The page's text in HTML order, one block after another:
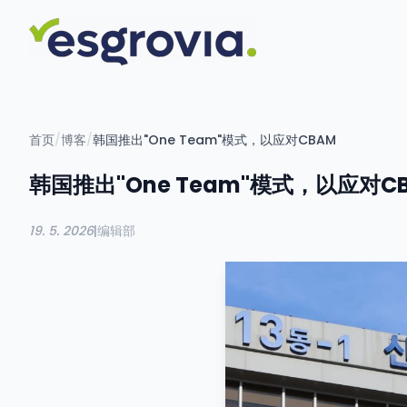
首页/博客/韩国推出"One Team"模式，以应对CBAM
韩国推出"One Team"模式，以应对
19. 5. 2026|编辑部